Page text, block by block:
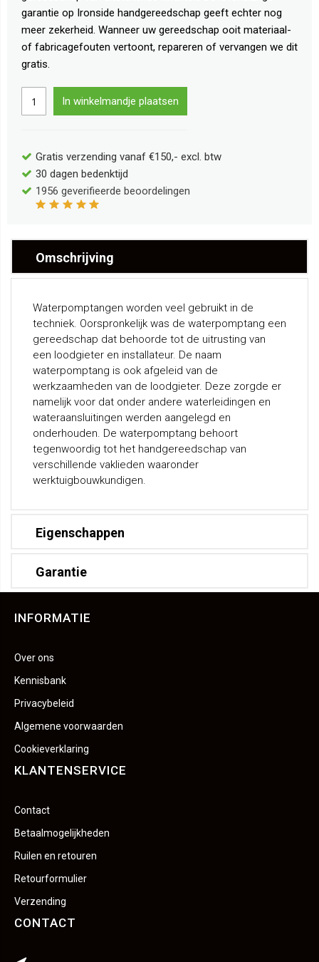
garantie op Ironside handgereedschap geeft echter nog
meer zekerheid. Wanneer uw gereedschap ooit materiaal-
of fabricagefouten vertoont, repareren of vervangen we dit
gratis.
In winkelmandje plaatsen
Gratis verzending vanaf €150,- excl. btw
30 dagen bedenktijd
1956 geverifieerde beoordelingen
Omschrijving
Waterpomptangen worden veel gebruikt in de
techniek. Oorspronkelijk was de waterpomptang een
gereedschap dat behoorde tot de uitrusting van
een loodgieter en installateur. De naam
waterpomptang is ook afgeleid van de
werkzaamheden van de loodgieter. Deze zorgde er
namelijk voor dat onder andere waterleidingen en
wateraansluitingen werden aangelegd en
onderhouden. De waterpomptang behoort
tegenwoordig tot het handgereedschap van
verschillende vaklieden waaronder
werktuigbouwkundigen.
Eigenschappen
Garantie
INFORMATIE
Over ons
Kennisbank
Privacybeleid
Algemene voorwaarden
Cookieverklaring
KLANTENSERVICE
Contact
Betaalmogelijkheden
Ruilen en retouren
Retourformulier
Verzending
CONTACT